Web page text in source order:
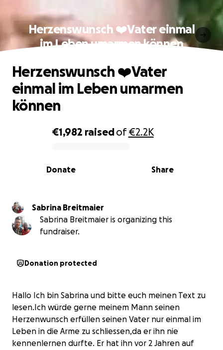
Herzenswunsch ❤️Vater einmal
im Leben umarmen können
0% complete
€1,982 raisedof€2.2K
Share
Donate
Herzenswunsch ❤️Vater
einmal im Leben umarmen
können
Sabrina Breitmaier
Sabrina Breitmaier is organizing this
fundraiser.
Donation protected
Hallo Ich bin Sabrina und bitte euch meinen Text zu
lesen.Ich würde gerne meinem Mann seinen
Herzenwunsch erfüllen seinen Vater nur einmal im
Leben in die Arme zu schliessen,da er ihn nie
kennenlernen durfte. Er hat ihn vor 2 Jahren auf